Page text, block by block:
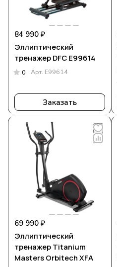
84 990 ₽
Эллиптический
тренажер DFC E99614
0 Арт. E99614
Заказать
69 990 ₽
Эллиптический
тренажер Titanium
Masters Orbitech XFA